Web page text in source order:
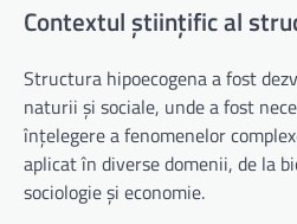
Contextul științific al
Structura hipoecogena a fost
naturii și sociale, unde a fost
înțelegere a fenomenelor
aplicat în diverse domenii, de la
sociologie și economie.